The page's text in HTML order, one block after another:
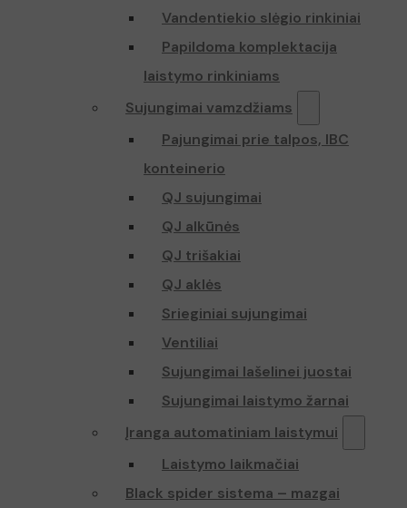
Vandentiekio slėgio rinkiniai
Papildoma komplektacija
laistymo rinkiniams
Sujungimai vamzdžiams
Pajungimai prie talpos, IBC
konteinerio
QJ sujungimai
QJ alkūnės
QJ trišakiai
QJ aklės
Srieginiai sujungimai
Ventiliai
Sujungimai lašelinei juostai
Sujungimai laistymo žarnai
Įranga automatiniam laistymui
Laistymo laikmačiai
Black spider sistema – mazgai